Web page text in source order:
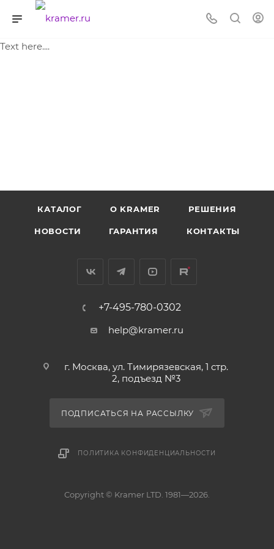
Text here....
КАТАЛОГ O KRAMER РЕШЕНИЯ
НОВОСТИ ГАРАНТИЯ КОНТАКТЫ
+7-495-780-0302
help@kramer.ru
г. Москва, ул. Тимирязевская, 1 стр.
2, подъезд №3
ПОДПИСАТЬСЯ НА РАССЫЛКУ
ПОЛИТИКА КОНФИДЕНЦИАЛЬНОСТИ
Copyright © Kramer LTD. 1981—2026.